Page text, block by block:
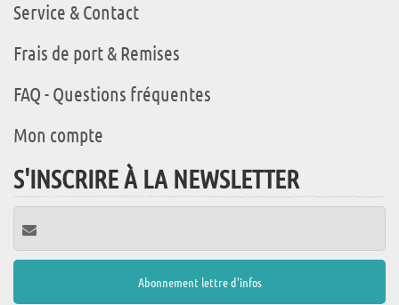
Service & Contact
Frais de port & Remises
FAQ - Questions fréquentes
Mon compte
S'INSCRIRE À LA NEWSLETTER